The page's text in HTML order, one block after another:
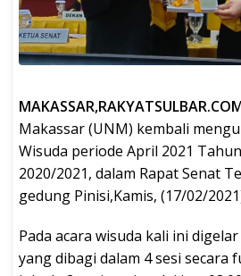
Makassar (UNM) kembali
Wisuda periode April 2021
2020/2021, dalam Rapat Senat
gedung Pinisi,Kamis, (17/02/
Pada acara wisuda kali ini
yang dibagi dalam 4 sesi secara